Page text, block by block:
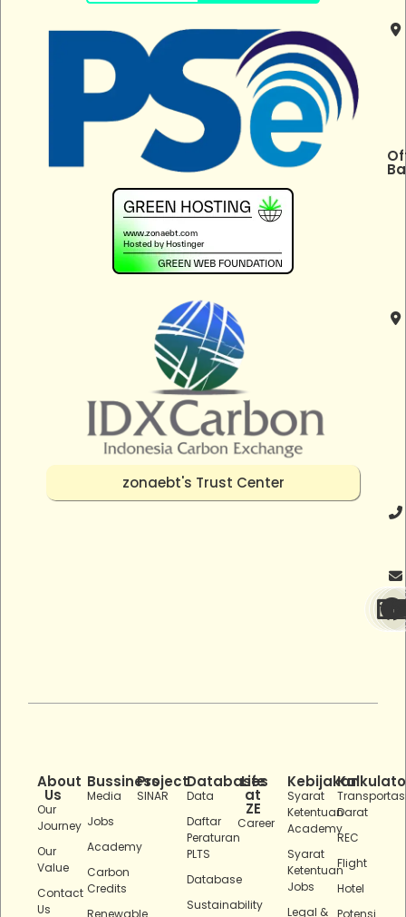
zonaebt's Trust Center
About
Us
Our
Journey
Our
Value
Contact
Us
Bussiness
Media
Jobs
Academy
Carbon
Credits
Project
SINAR
Databases
Data
Daftar
Peraturan
PLTS
Database
Sustainability
Life
at
ZE
Career
Kebijakan
Syarat
Ketentuan
Academy
Syarat
Ketentuan
Jobs
Legal &
Darat
REC
Flight
Hotel